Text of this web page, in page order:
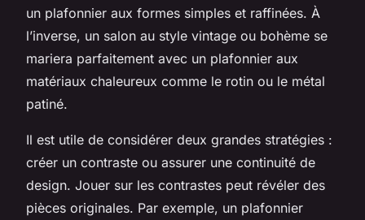
un plafonnier aux formes simples et raffinées. À
l’inverse, un salon au style vintage ou bohème se
mariera parfaitement avec un plafonnier aux
matériaux chaleureux comme le rotin ou le métal
patiné.
Il est utile de considérer deux grandes stratégies :
créer un contraste ou assurer une continuité de
design. Jouer sur les contrastes peut révéler des
pièces originales. Par exemple, un plafonnier